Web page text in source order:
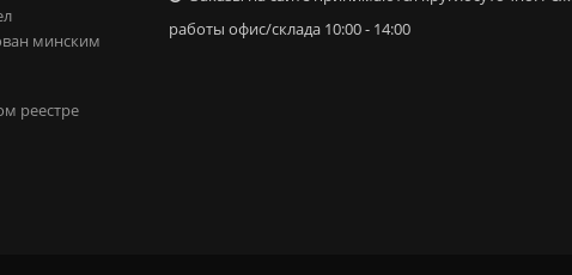
минским
реестре
работы офис/склада 10:00 - 14:00